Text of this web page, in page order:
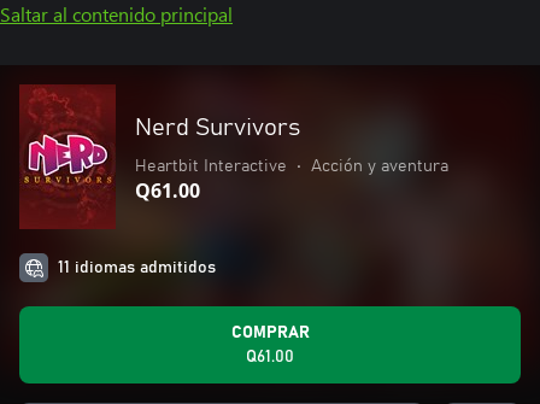
Saltar al contenido principal
Nerd Survivors
Heartbit Interactive • Acción y aventura
Q61.00
11 idiomas admitidos
COMPRAR
Q61.00